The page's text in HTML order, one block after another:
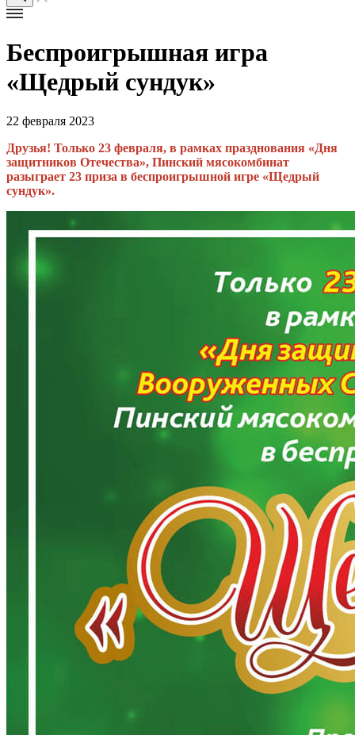
Беспроигрышная игра
«Щедрый сундук»
22 февраля 2023
Друзья! Только 23 февраля, в рамках празднования «Дня
защитников Отечества», Пинский мясокомбинат
разыграет 23 приза в беспроигрышной игре «Щедрый
сундук».